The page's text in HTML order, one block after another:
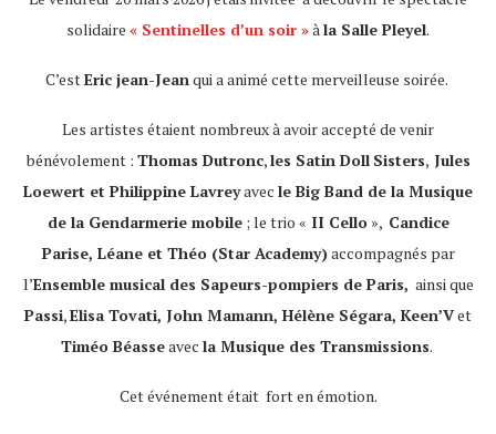
solidaire « Sentinelles d’un soir »àla Salle Pleyel.
C’estEric jean-Jeanqui a animé cette merveilleuse soirée.
Les artistes étaient nombreux à avoir accepté de venir
bénévolement : Thomas Dutronc,les Satin Doll Sisters, Jules
Loewert et Philippine Lavreyavec le Big Band de la Musique
de la Gendarmerie mobile; le trio « II Cello», Candice
Parise, Léane et Théo (Star Academy)accompagnés par
l’Ensemble musical des Sapeurs-pompiers de Paris, ainsi que
Passi,Elisa Tovati, John Mamann, Hélène Ségara, Keen’Vet
Timéo Béasseavec la Musique des Transmissions.
Cet événement était fort en émotion.